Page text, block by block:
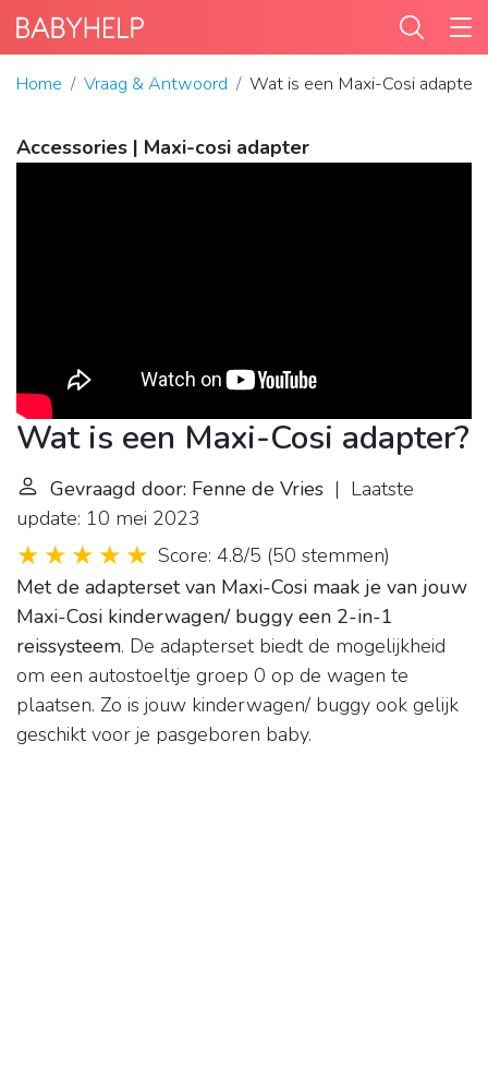
Home Vraag & Antwoord Wat is een Maxi-Cosi adapter?
Accessories | Maxi-cosi adapter
Wat is een Maxi-Cosi adapter?
Gevraagd door: Fenne de Vries | Laatste
update: 10 mei 2023
Score: 4.8/5 (50 stemmen)
Met de adapterset van Maxi-Cosi maak je van jouw
Maxi-Cosi kinderwagen/ buggy een 2-in-1
reissysteem. De adapterset biedt de mogelijkheid
om een autostoeltje groep 0 op de wagen te
plaatsen. Zo is jouw kinderwagen/ buggy ook gelijk
geschikt voor je pasgeboren baby.